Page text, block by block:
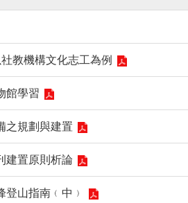
教機構文化志工為例
館學習
之規劃與建置
建置原則析論
山指南﹙中﹚